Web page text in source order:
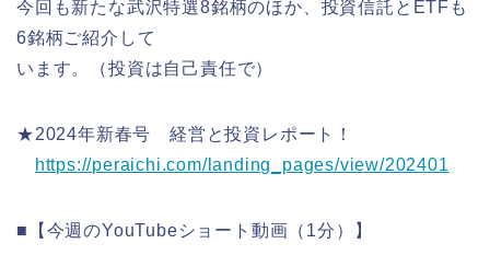
今回も新たな武沢特選8銘柄のほか、投資信託とETFも
6銘柄ご紹介して
います。（投資は自己責任で）
★2024年新春号 経営と投資レポート！
https://peraichi.com/landing_pages/view/202401
■【今週のYouTubeショート動画（1分）】